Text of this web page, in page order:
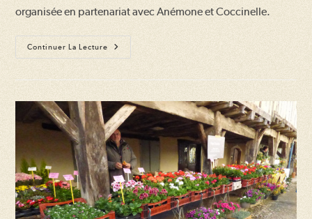
organisée en partenariat avec Anémone et Coccinelle.
Continuer La Lecture
Floralies
(27ème